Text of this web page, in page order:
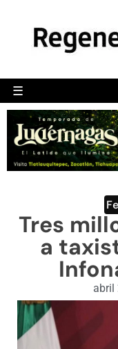
☰
Tres
a
abril